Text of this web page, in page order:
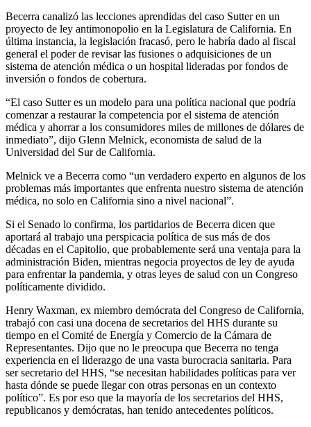
Becerra canalizó las lecciones aprendidas del caso Sutter en un
proyecto de ley antimonopolio en la Legislatura de California. En
última instancia, la legislación fracasó, pero le habría dado al fiscal
general el poder de revisar las fusiones o adquisiciones de un
sistema de atención médica o un hospital lideradas por fondos de
inversión o fondos de cobertura.
“El caso Sutter es un modelo para una política nacional que podría
comenzar a restaurar la competencia por el sistema de atención
médica y ahorrar a los consumidores miles de millones de dólares de
inmediato”, dijo Glenn Melnick, economista de salud de la
Universidad del Sur de California.
Melnick ve a Becerra como “un verdadero experto en algunos de los
problemas más importantes que enfrenta nuestro sistema de atención
médica, no solo en California sino a nivel nacional”.
Si el Senado lo confirma, los partidarios de Becerra dicen que
aportará al trabajo una perspicacia política de sus más de dos
décadas en el Capitolio, que probablemente será una ventaja para la
administración Biden, mientras negocia proyectos de ley de ayuda
para enfrentar la pandemia, y otras leyes de salud con un Congreso
políticamente dividido.
Henry Waxman, ex miembro demócrata del Congreso de California,
trabajó con casi una docena de secretarios del HHS durante su
tiempo en el Comité de Energía y Comercio de la Cámara de
Representantes. Dijo que no le preocupa que Becerra no tenga
experiencia en el liderazgo de una vasta burocracia sanitaria. Para
ser secretario del HHS, “se necesitan habilidades políticas para ver
hasta dónde se puede llegar con otras personas en un contexto
político”. Es por eso que la mayoría de los secretarios del HHS,
republicanos y demócratas, han tenido antecedentes políticos.